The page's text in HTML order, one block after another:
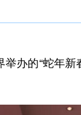
办的“蛇年